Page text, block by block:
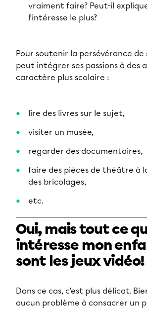
vraiment faire? Peut-il
l’intéresse le plus?
Pour soutenir la persévérance de
peut intégrer ses passions à des
caractère plus scolaire :
lire des livres sur le sujet,
visiter un musée,
regarder des documentaires,
faire des pièces de théâtre à
des bricolages,
etc.
Oui, mais tout ce
intéresse mon
sont les jeux vidéo!
Dans ce cas, c’est plus délicat.
aucun problème à consacrer un